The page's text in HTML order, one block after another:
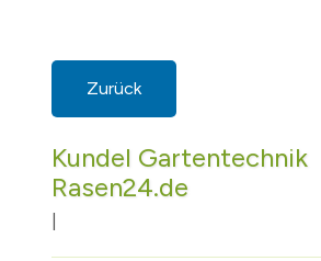
Zurück
Kundel Gartentechnik
Rasen24.de